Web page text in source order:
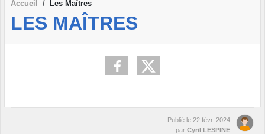
Accueil Les Maîtres
LES MAÎTRES
Publié le 22 févr. 2024
par Cyril LESPINE